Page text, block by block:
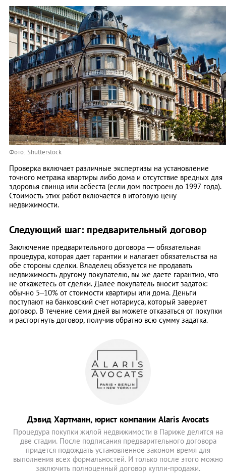
Фото: Shutterstock
Проверка включает различные экспертизы на установление
точного метража квартиры либо дома и отсутствие вредных для
здоровья свинца или асбеста (если дом построен до 1997 года).
Стоимость этих работ включается в итоговую цену
недвижимости.
Следующий шаг: предварительный договор
Заключение предварительного договора — обязательная
процедура, которая дает гарантии и налагает обязательства на
обе стороны сделки. Владелец обязуется не продавать
недвижимость другому покупателю, вы же даете гарантию, что
не откажетесь от сделки. Далее покупатель вносит задаток:
обычно 5–10% от стоимости квартиры или дома. Деньги
поступают на банковский счет нотариуса, который заверяет
договор. В течение семи дней вы можете отказаться от покупки
и расторгнуть договор, получив обратно всю сумму задатка.
Дэвид Хартманн, юрист компании Alaris Avocats
Процедура покупки жилой недвижимости в Париже делится на
две стадии. После подписания предварительного договора
придется подождать установленное законом время для
выполнения всех формальностей. И только после этого можно
заключить полноценный договор купли-продажи.